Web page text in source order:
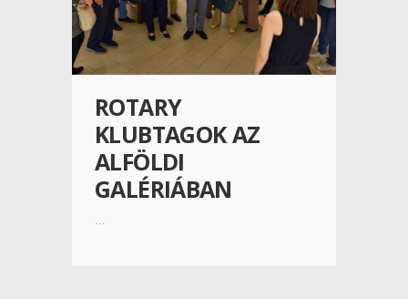
ROTARY
KLUBTAGOK AZ
ALFÖLDI
GALÉRIÁBAN
...